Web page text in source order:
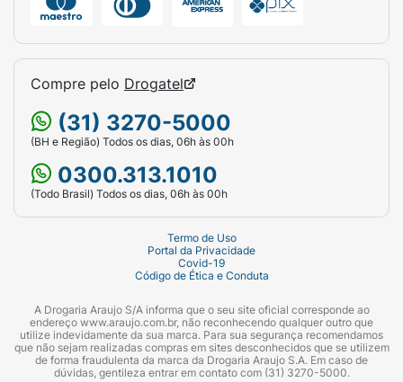
Compre pelo Drogatel
(31) 3270-5000
(BH e Região) Todos os dias, 06h às 00h
0300.313.1010
(Todo Brasil) Todos os dias, 06h às 00h
Termo de Uso
Portal da Privacidade
Covid-19
Código de Ética e Conduta
A Drogaria Araujo S/A informa que o seu site oficial corresponde ao
endereço www.araujo.com.br, não reconhecendo qualquer outro que
utilize indevidamente da sua marca. Para sua segurança recomendamos
que não sejam realizadas compras em sites desconhecidos que se utilizem
de forma fraudulenta da marca da Drogaria Araujo S.A. Em caso de
dúvidas, gentileza entrar em contato com (31) 3270-5000.